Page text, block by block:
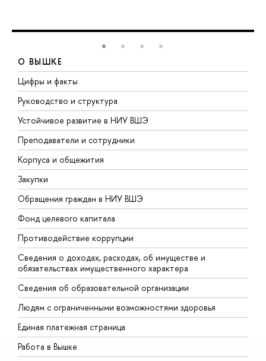
О ВЫШКЕ
Цифры и факты
Руководство и структура
Устойчивое развитие в НИУ ВШЭ
Преподаватели и сотрудники
Корпуса и общежития
Закупки
Обращения граждан в НИУ ВШЭ
Фонд целевого капитала
Противодействие коррупции
Сведения о доходах, расходах, об имуществе и
обязательствах имущественного характера
Сведения об образовательной организации
Людям с ограниченными возможностями здоровья
Единая платежная страница
Работа в Вышке